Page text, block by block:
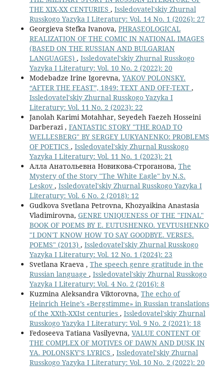
THE XIX-XX CENTURIES , Issledovatel'skiy Zhurnal
Russkogo Yazyka I Literatury: Vol. 14 No. 1 (2026): 27
Georgieva Stefka Ivanova, PHRASEOLOGICAL
REALIZATION OF THE COMIC IN NATIONAL IMAGES
(BASED ON THE RUSSIAN AND BULGARIAN
LANGUAGES) , Issledovatel'skiy Zhurnal Russkogo
Yazyka I Literatury: Vol. 10 No. 2 (2022): 20
Modebadze Irine Igorevna, YAKOV POLONSKY.
“AFTER THE FEAST”, 1849: TEXT AND OFF-TEXT ,
Issledovatel'skiy Zhurnal Russkogo Yazyka I
Literatury: Vol. 11 No. 2 (2023): 22
Janolah Karimi Motahhar, Seyedeh Faezeh Hosseini
Darberazi , FANTASTIC STORY "THE ROAD TO
WELLESBERG" BY SERGEY LUKYANENKO: PROBLEMS
OF POETICS , Issledovatel'skiy Zhurnal Russkogo
Yazyka I Literatury: Vol. 11 No. 1 (2023): 21
Алла Анатольевна Новикова-Строганова, The
Mystery of the Story "The White Eagle" by N.S.
Leskov , Issledovatel'skiy Zhurnal Russkogo Yazyka I
Literatury: Vol. 6 No. 2 (2018): 12
Gudkova Svetlana Petrovna, Khozyaikina Anastasia
Vladimirovna, GENRE UNIQUENESS OF THE "FINAL"
BOOK OF POEMS BY E. EUTUSHENKO. YEVTUSHENKO
"I DON'T KNOW HOW TO SAY GOODBYE. VERSES.
POEMS" (2013) , Issledovatel'skiy Zhurnal Russkogo
Yazyka I Literatury: Vol. 12 No. 1 (2024): 23
Svetlana Kraeva , The speech genre gratitude in the
Russian language , Issledovatel'skiy Zhurnal Russkogo
Yazyka I Literatury: Vol. 4 No. 2 (2016): 8
Kuzmina Aleksandra Viktorovna, The echo of
Heinrich Heine’s «Bergstimme» in Russian translations
of the XXth-XXIst centuries , Issledovatel'skiy Zhurnal
Russkogo Yazyka I Literatury: Vol. 9 No. 2 (2021): 18
Fedoseeva Tatiana Vasilyevna, VALUE CONTENT OF
THE COMPLEX OF MOTIVES OF DAWN AND DUSK IN
YA. POLONSKY’S LYRICS , Issledovatel'skiy Zhurnal
Russkogo Yazyka I Literatury: Vol. 10 No. 2 (2022): 20